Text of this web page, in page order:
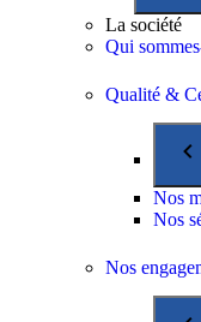
La société
Qui
Qualité &
Nos
Nos
Nos